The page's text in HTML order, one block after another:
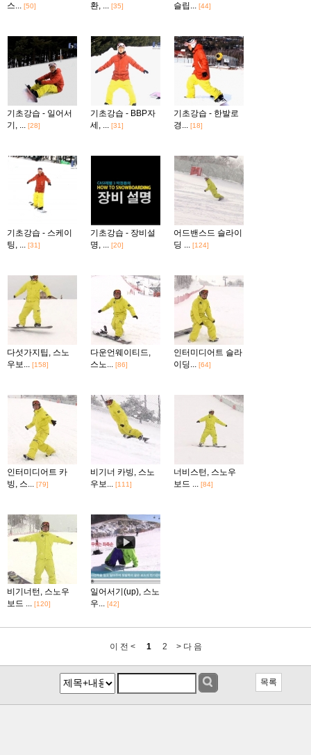
스... [50]
환, ... [35]
슬립... [44]
기초강습 - 일어서
기, ... [28]
기초강습 - BBP자
세, ... [31]
기초강습 - 한발로
경... [18]
기초강습 - 스케이
팅, ... [31]
기초강습 - 장비설
명, ... [20]
어드밴스드 슬라이
딩 ... [124]
다섯가지팁, 스노
우보... [158]
다운언웨이티드,
스노... [86]
인터미디어트 슬라
이딩... [64]
인터미디어트 카
빙, 스... [79]
비기너 카빙, 스노
우보... [111]
너비스턴, 스노우
보드 ... [84]
비기너턴, 스노우
보드 ... [120]
일어서기(up), 스노
우... [42]
이 전 < 1 2 > 다 음
목록